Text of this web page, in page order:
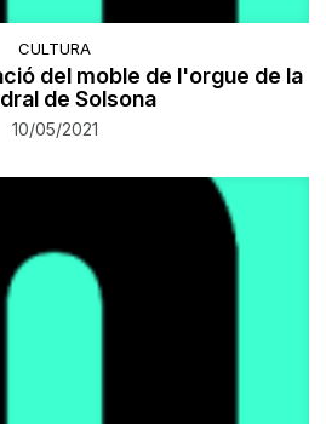
CULTURA
del moble de l'orgue de la
de Solsona
10/05/2021